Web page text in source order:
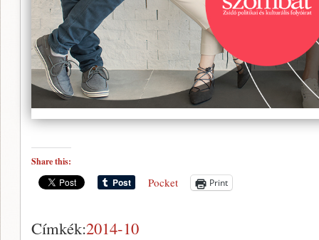
Share this:
Pocket Print
Címkék:2014-10